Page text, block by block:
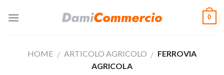
0
HOME / ARTICOLO AGRICOLO / FERROVIA
AGRICOLA